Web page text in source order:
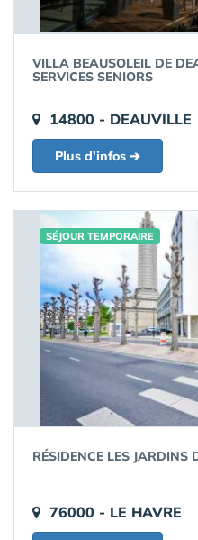
VILLA BEAUSOLEIL DE
SERVICES SENIORS
14800 - DEAUVILLE
Plus d'infos ➔
SÉJOUR TEMPORAIRE
RÉSIDENCE LES
76000 - LE HAVRE